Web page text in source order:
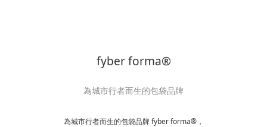
fyber forma®
為城市行者而生的包袋品牌
為城市行者而生的包袋品牌 fyber forma®，